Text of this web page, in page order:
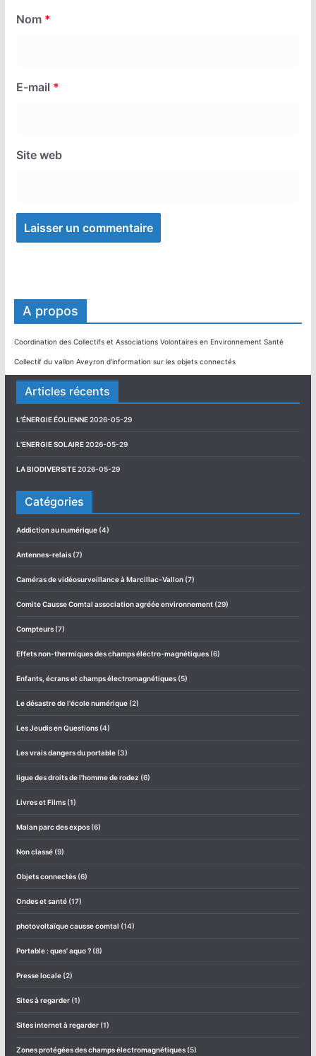
Nom *
E-mail *
Site web
A propos
Coordination des Collectifs et Associations Volontaires en Environnement Santé
Collectif du vallon Aveyron d'information sur les objets connectés
Articles récents
L’ÉNERGIE ÉOLIENNE2026-05-29
L’ENERGIE SOLAIRE2026-05-29
LA BIODIVERSITE2026-05-29
Catégories
Addiction au numérique(4)
Antennes-relais(7)
Caméras de vidéosurveillance à Marcillac-Vallon(7)
Comite Causse Comtal association agréée environnement(29)
Compteurs(7)
Effets non-thermiques des champs éléctro-magnétiques(6)
Enfants, écrans et champs électromagnétiques(5)
Le désastre de l'école numérique(2)
Les Jeudis en Questions(4)
Les vrais dangers du portable(3)
ligue des droits de l'homme de rodez (6)
Livres et Films(1)
Malan parc des expos(6)
Non classé(9)
Objets connectés(6)
Ondes et ​santé(17)
photovoltaïque causse comtal (14)
Portable : ques' aquo ?(8)
Presse locale(2)
Sites à regarder(1)
Sites internet à regarder(1)
Zones protégées des champs électromagnétiques(5)